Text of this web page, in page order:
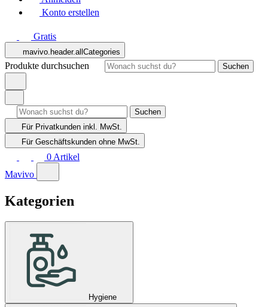
Konto erstellen
Gratis
mavivo.header.allCategories
Produkte durchsuchen Suchen
Suchen
Für Privatkunden inkl. MwSt.
Für Geschäftskunden ohne MwSt.
0 Artikel
Mavivo
Kategorien
Hygiene